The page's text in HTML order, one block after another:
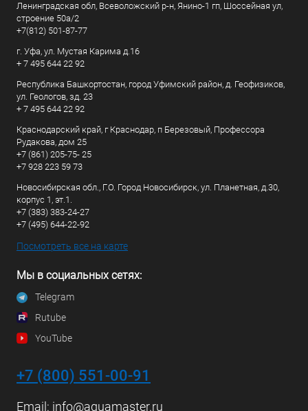
Ленинградская обл, Всеволожский р-н, Янино-1 гп, Шоссейная ул,
строение 50а/2
+7(812) 501-87-77
г. Уфа, ул. Мустая Карима д.16
+ 7 495 644 22 92
Республика Башкортостан, город Уфимский район, д. Геофизиков,
ул. Геологов, зд. 23
+ 7 495 644 22 92
Краснодарский край, г Краснодар, п Березовый, Профессора
Рудакова, дом 25
+7 (861) 205-75- 25
+7 928 223 59 73
Новосибирская обл., Г.О. Город Новосибирск, ул. Планетная, д.30,
корпус 1, эт.1.
+7 (383) 383-24-27
+7 (495) 644-22-92
Посмотреть все на карте
Мы в социальных сетях:
Telegram
Rutube
YouTube
+7 (800) 551-00-91
Email: info@aquamaster.ru